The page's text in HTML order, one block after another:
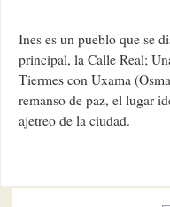
Ines es un pueblo que se
principal, la Calle Real;
Tiermes con Uxama
remanso de paz, el lugar
ajetreo de la ciudad.